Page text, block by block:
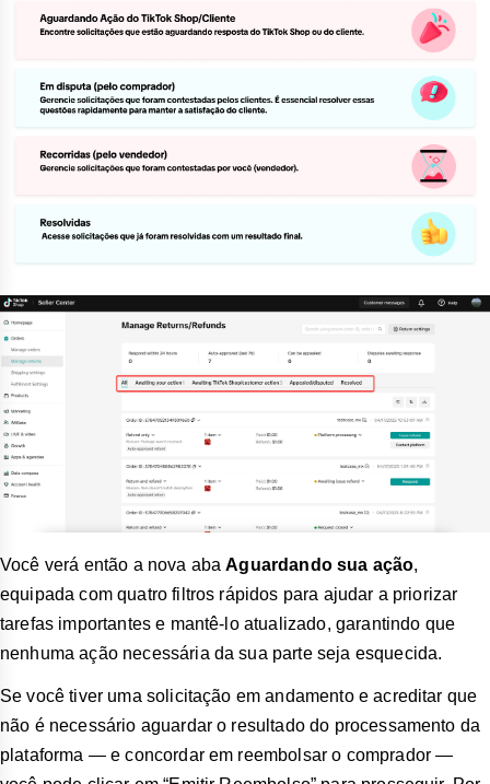
Você verá então a nova abaAguardando sua ação,
equipada com quatro filtros rápidos para ajudar a priorizar
tarefas importantes e mantê-lo atualizado, garantindo que
nenhuma ação necessária da sua parte seja esquecida.
Se você tiver uma solicitação em andamento e acreditar que
não é necessário aguardar o resultado do processamento da
plataforma — e concordar em reembolsar o comprador —